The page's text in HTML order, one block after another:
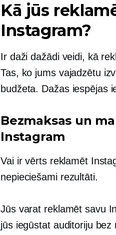
Kā jūs
Instagram?
Ir daži dažādi veidi, kā
Tas, ko jums vajadzētu
budžeta. Dažas iespējas
Bezmaksas un
Instagram
Vai ir vērts reklamēt
nepieciešami rezultāti.
Jūs varat reklamēt savu
jūs iegūstat auditoriju